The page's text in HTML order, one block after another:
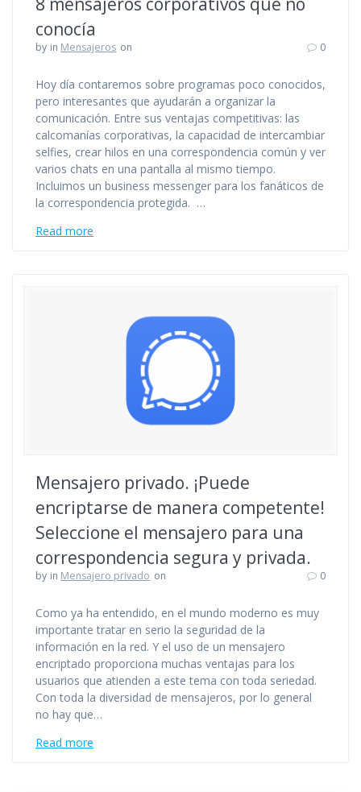
conocía
by in Mensajeros on 0
Hoy día contaremos sobre programas poco conocidos,
pero interesantes que ayudarán a organizar la
comunicación. Entre sus ventajas competitivas: las
calcomanías corporativas, la capacidad de intercambiar
selfies, crear hilos en una correspondencia común y ver
varios chats en una pantalla al mismo tiempo.
Incluimos un business messenger para los fanáticos de
la correspondencia protegida. …
Read more
Mensajero privado. ¡Puede
encriptarse de manera competente!
Seleccione el mensajero para una
correspondencia segura y privada.
by in Mensajero privado on 0
Como ya ha entendido, en el mundo moderno es muy
importante tratar en serio la seguridad de la
información en la red. Y el uso de un mensajero
encriptado proporciona muchas ventajas para los
usuarios que atienden a este tema con toda seriedad.
Con toda la diversidad de mensajeros, por lo general
no hay que…
Read more